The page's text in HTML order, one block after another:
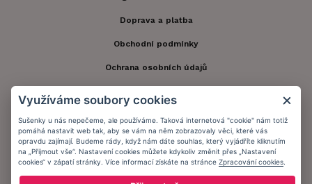
Doprava a platba
Obchodní podmínky
Ochrana osobních údajů
Zůstaňte s námi v kontaktu.
Využíváme soubory cookies
Sušenky u nás nepečeme, ale používáme. Taková internetová "cookie" nám totiž
pomáhá nastavit web tak, aby se vám na něm zobrazovaly věci, které vás
opravdu zajímají. Budeme rády, když nám dáte souhlas, který vyjádříte kliknutím
na „Přijmout vše“. Nastavení cookies můžete kdykoliv změnit přes „Nastavení
cookies“ v zápatí stránky. Více informací získáte na stránce Zpracování cookies